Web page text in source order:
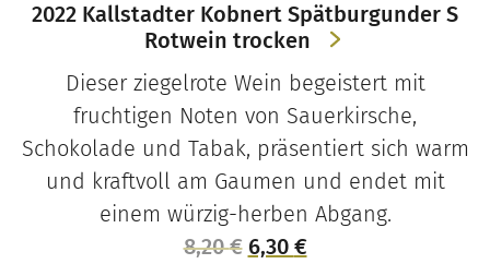
2022 Kallstadter Kobnert Spätburgunder S
Rotwein trocken
Dieser ziegelrote Wein begeistert mit
fruchtigen Noten von Sauerkirsche,
Schokolade und Tabak, präsentiert sich warm
und kraftvoll am Gaumen und endet mit
einem würzig-herben Abgang.
8,20€ Ursprünglicher
6,30 €Aktueller